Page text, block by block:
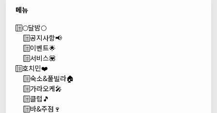
메뉴
🌕달밤🌕
공지사항📢
이벤트🌟
서비스💟
호치민❤️
숙소&풀빌라🏠
가라오케🎤
클럽🎵
바&주점🍷